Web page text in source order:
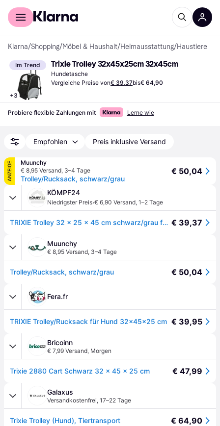
Für Shopper
Klarna/Shopping/Möbel & Haushalt/Heimausstattung/Haustiere
Im Trend
+3
Trixie Trolley 32x45x25cm 32x45cm
Hundetasche
Vergleiche Preise von€ 39,37bis€ 64,90
Probiere flexible Zahlungen mit Lerne wie
Empfohlen Preis inklusive Versand
ANZEIGE
Muunchy
€ 8,95 Versand, 3–4 Tage
Trolley/Rucksack, schwarz/grau
€ 50,04
KÖMPF24
Niedrigster Preis·€ 6,90 Versand, 1–2 Tage
TRIXIE Trolley 32 x 25 x 45 cm schwarz/grau für Hunde und Katzen € 39,37
Muunchy
€ 8,95 Versand, 3–4 Tage
Trolley/Rucksack, schwarz/grau € 50,04
Fera.fr
TRIXIE Trolley/Rucksack für Hund 32×45×25 cm € 39,95
Bricoinn
€ 7,99 Versand, Morgen
Trixie 2880 Cart Schwarz 32 × 45 × 25 cm € 47,99
Galaxus
Versandkostenfrei, 17–22 Tage
Trixie Trolley (Hund), Tiertransport € 64,90